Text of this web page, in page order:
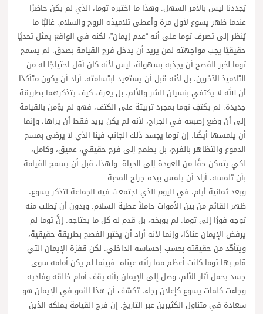
يُجددنا ليس بالأمر السهل. وهذا ما اختبره توما، الذي لم يكن حاضرًا
عندما ظهر يسوع لأول مرة وأعطى تلاميذه الروح والسلام. غالبًا ما
يُنظر إلى تصرف توما على أنه “عدم إيمان”، لكنه في الواقع يمثل تحديًا
حقيقيًا يجب مواجهته لمن يريد أن يدخل فرح القيامة بصدق. لم يسمح
توما لخبر الفصح أن يجذبه بسهولة، ليس لأنه كان أقل احتياجًا له من
التلاميذ الآخرين، بل لأنه قبل أن يستعيد ابتسامته، أراد أن يكون متأكدًا
أن الله لا يكتفي بنسيان الشر والألم، بل يعرف كيف يتذكرهما بطريقة
جديدة. لم يكتفِ توما بمجرد تربيتة على الكتف، فهو لم يؤمن بالقيامة
إلى أن وضع إصبعه في الجراح، لأنه لم يكن يريد فقط أن يراها، وإنما
أن يلمسها أيضًا. إن توما يجسد ذلك الجانب فينا الذي لا يرضى بمسح
الدموع والتظاهر بالفرح، بل يطمح إلى فرح حقيقي، عميق، وكامل،
لكي يتمكن حقًا من العودة إلى الحياة. ولهذا، قبل أن يسمح للقيامة
بأن تلمسه، أراد أن يلمس بيده جراح المحبة.
وبعد ثمانية أيام، في اليوم الذي اجتمعت فيه الجماعة لتذكر يسوع،
ظهر القائم من بين الأموات حاملاً عطية السلام. وبدون أن يُطلب منه
توجه فورًا إلى توما. لم يوبخه، بل قدم له كل ما يحتاجه. إنَّ توما لم
يرفض الإيمان عنادًا، وإنما لأنه أراد أن يختبر الفصح بطريقة حقيقية،
ويتأكّد من حقيقته بحسب إحساسه الداخلي. لكن قفزة الإيمان التي
قام بها توما كانت أعظم مما رأته عيناه. فبينما لم يكن أمامه سوى
جسد يحمل آثار الألم، وصل إلى الإيمان بأنه يقف أمام خالقه وفاديه.
وجاءت كلمات يسوع كإعلان رجاء، تكشف أن هذا النمو في الإيمان هو
سعادة في متناول الكثيرين عبر التاريخ. إن فرح القيامة يملكه الذين